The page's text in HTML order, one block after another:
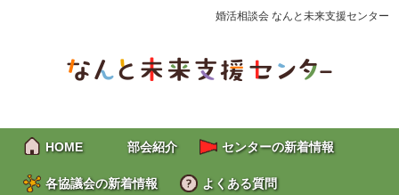
婚活相談会 なんと未来支援センター
HOME 部会紹介 センターの新着情報
各協議会の新着情報 よくある質問